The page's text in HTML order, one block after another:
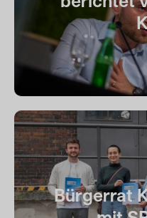
Bürgerrat